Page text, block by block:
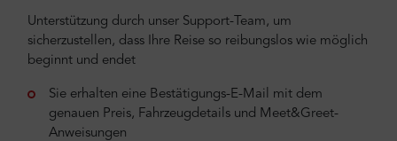
Unterstützung durch unser Support-Team, um
sicherzustellen, dass Ihre Reise so reibungslos wie möglich
beginnt und endet
Sie erhalten eine Bestätigungs-E-Mail mit dem
genauen Preis, Fahrzeugdetails und Meet&Greet-
Anweisungen